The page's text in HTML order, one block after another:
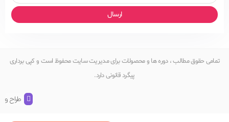
ارسال
تمامی حقوق مطالب ، دوره ها و محصولات برای مدیریت سایت محفوظ است و کپی برداری
پیگرد قانونی دارد.
طراح و